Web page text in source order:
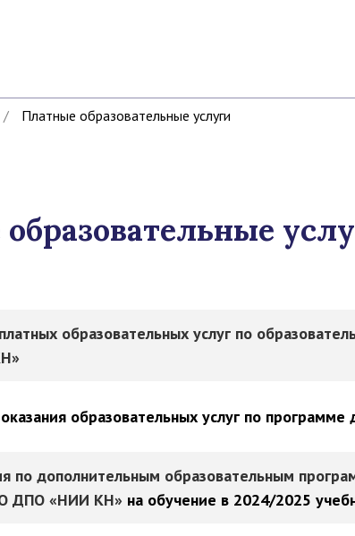
/ Платные образовательные услуги
образовательных услуг по
образовательных услуг по программе
по дополнительным образовательным
ДПО «НИИ КН» на обучение в 2024/2025